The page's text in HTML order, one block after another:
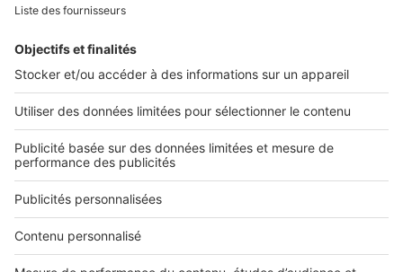
Retrouvez-nous sur ...
L'ENTREPRISE
Nous contacter
Nous recrutons
NOS APPLICATIONS
Découvrez nos applications